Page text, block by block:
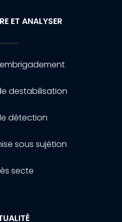
ET ANALYSER
destabilisation
détection
sous sujétion
secte